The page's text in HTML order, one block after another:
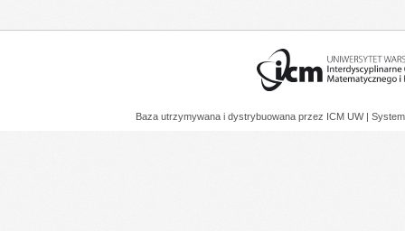
Baza utrzymywana i dystrybuowana przez ICM UW |